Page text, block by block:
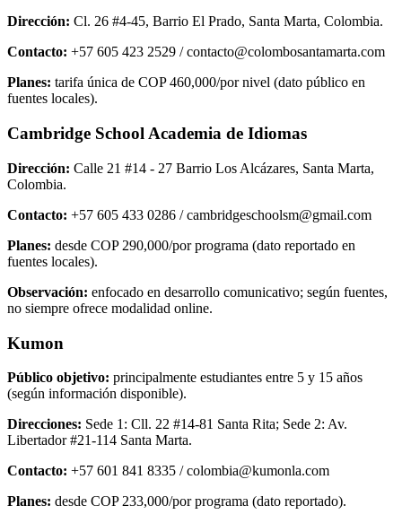
Dirección: Cl. 26 #4-45, Barrio El Prado, Santa Marta, Colombia.
Contacto: +57 605 423 2529 / contacto@colombosantamarta.com
Planes: tarifa única de COP 460,000/por nivel (dato público en
fuentes locales).
Cambridge School Academia de Idiomas
Dirección: Calle 21 #14 - 27 Barrio Los Alcázares, Santa Marta,
Colombia.
Contacto: +57 605 433 0286 / cambridgeschoolsm@gmail.com
Planes: desde COP 290,000/por programa (dato reportado en
fuentes locales).
Observación: enfocado en desarrollo comunicativo; según fuentes,
no siempre ofrece modalidad online.
Kumon
Público objetivo: principalmente estudiantes entre 5 y 15 años
(según información disponible).
Direcciones: Sede 1: Cll. 22 #14-81 Santa Rita; Sede 2: Av.
Libertador #21-114 Santa Marta.
Contacto: +57 601 841 8335 / colombia@kumonla.com
Planes: desde COP 233,000/por programa (dato reportado).